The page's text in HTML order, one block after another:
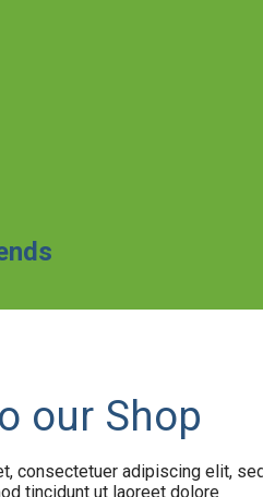
our Shop
consectetuer adipiscing elit,
tincidunt ut laoreet dolore